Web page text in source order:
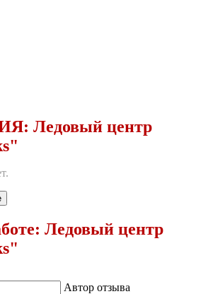
Ледовый центр
Ледовый центр
Автор отзыва